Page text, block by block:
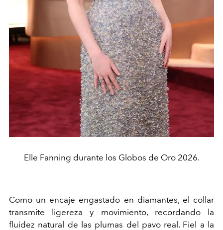
Elle Fanning durante los Globos de Oro 2026.
Como un encaje engastado en diamantes, el collar
transmite ligereza y movimiento, recordando la
fluidez natural de las plumas del pavo real. Fiel a la